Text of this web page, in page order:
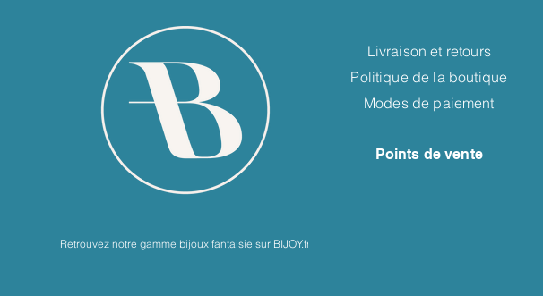
Retrouvez notre gamme bijoux fantaisie sur BIJOY.fr
Livraison et retours
Politique de la boutique
Modes de paiement
Points de vente